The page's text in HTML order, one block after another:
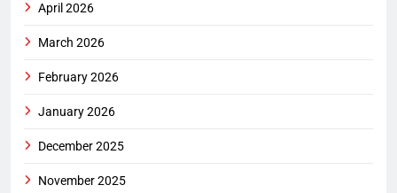
April 2026
March 2026
February 2026
January 2026
December 2025
November 2025